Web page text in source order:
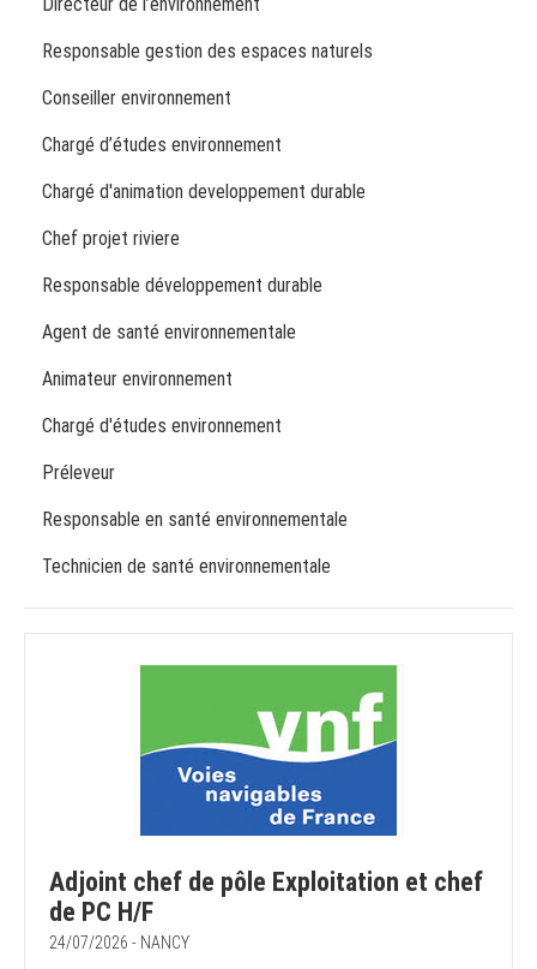
Responsable gestion des espaces naturels
Conseiller environnement
Chargé d’études environnement
Chargé d'animation developpement durable
Chef projet riviere
Responsable développement durable
Agent de santé environnementale
Animateur environnement
Chargé d'études environnement
Préleveur
Responsable en santé environnementale
Technicien de santé environnementale
Adjoint chef de pôle Exploitation et chef
de PC H/F
24/07/2026 - NANCY